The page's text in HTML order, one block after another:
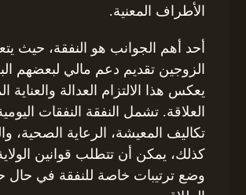
الأطراف المعنية.
أحد أهم الجوانب هو النفقة، حيث
الزوجين تقديم دعم مالي لبعضهم
يعكس هذا الالتزام العدالة والعناية
العلاقة. تشمل النفقة النفقات
تكاليف المعيشة، الرعاية الصحية،
كذلك، يمكن أن تتطلب قوانين
وضع ترتيبات خاصة للنفقة في